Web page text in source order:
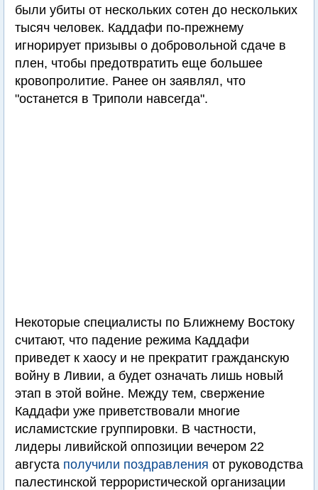
были убиты от нескольких сотен до нескольких
тысяч человек. Каддафи по-прежнему
игнорирует призывы о добровольной сдаче в
плен, чтобы предотвратить еще большее
кровопролитие. Ранее он заявлял, что
"останется в Триполи навсегда".
Некоторые специалисты по Ближнему Востоку
считают, что падение режима Каддафи
приведет к хаосу и не прекратит гражданскую
войну в Ливии, а будет означать лишь новый
этап в этой войне. Между тем, свержение
Каддафи уже приветствовали многие
исламистские группировки. В частности,
лидеры ливийской оппозиции вечером 22
августа получили поздравления от руководства
палестинской террористической организации